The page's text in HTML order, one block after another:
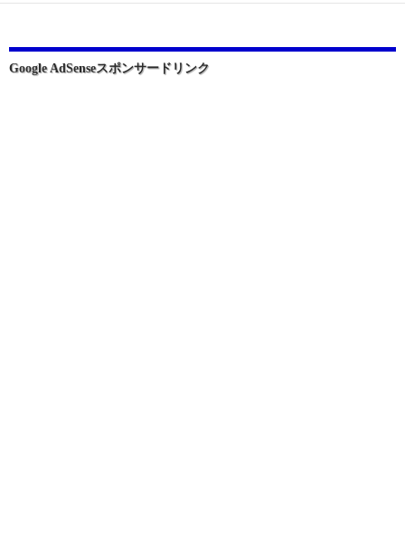
シ
ョ
ン
Google AdSenseスポンサードリンク